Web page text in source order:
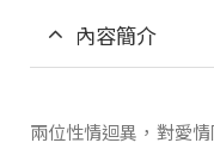
內容簡介
兩位性情迴異，對愛